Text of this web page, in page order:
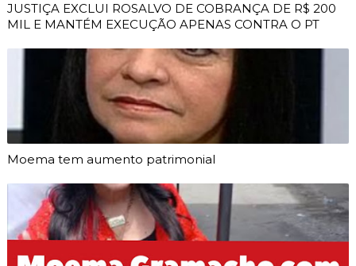
JUSTIÇA EXCLUI ROSALVO DE COBRANÇA DE R$ 200
MIL E MANTÉM EXECUÇÃO APENAS CONTRA O PT
Moema tem aumento patrimonial